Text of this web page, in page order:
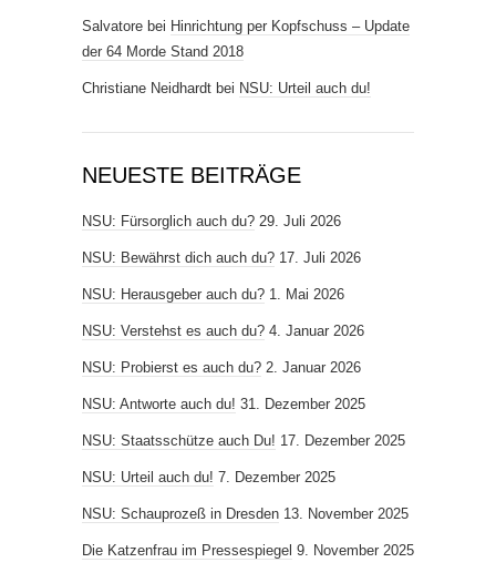
Salvatore bei Hinrichtung per Kopfschuss – Update
der 64 Morde Stand 2018
Christiane Neidhardt bei NSU: Urteil auch du!
NEUESTE BEITRÄGE
NSU: Fürsorglich auch du? 29. Juli 2026
NSU: Bewährst dich auch du? 17. Juli 2026
NSU: Herausgeber auch du? 1. Mai 2026
NSU: Verstehst es auch du? 4. Januar 2026
NSU: Probierst es auch du? 2. Januar 2026
NSU: Antworte auch du! 31. Dezember 2025
NSU: Staatsschütze auch Du! 17. Dezember 2025
NSU: Urteil auch du! 7. Dezember 2025
NSU: Schauprozeß in Dresden 13. November 2025
Die Katzenfrau im Pressespiegel 9. November 2025